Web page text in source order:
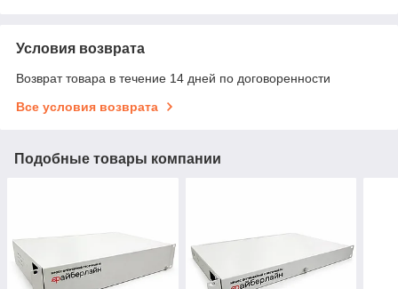
Условия возврата
Возврат товара в течение 14 дней по договоренности
Все условия возврата
Подобные товары компании